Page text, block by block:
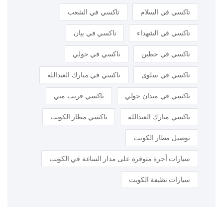
تاكسي في السلام تاكسي في الشعب
تاكسي في الشهداء تاكسي في بيان
تاكسي في حطين تاكسي في حولي
تاكسي في سلوى تاكسي في مبارك العبدالله
تاكسي في ميدان حولي تاكسي قريب مني
تاكسي مبارك العبدالله تاكسي مطار الكويت
توصيل مطار الكويت
سيارات أجرة متوفرة على مدار الساعة في الكويت
سيارات نظيفة الكويت